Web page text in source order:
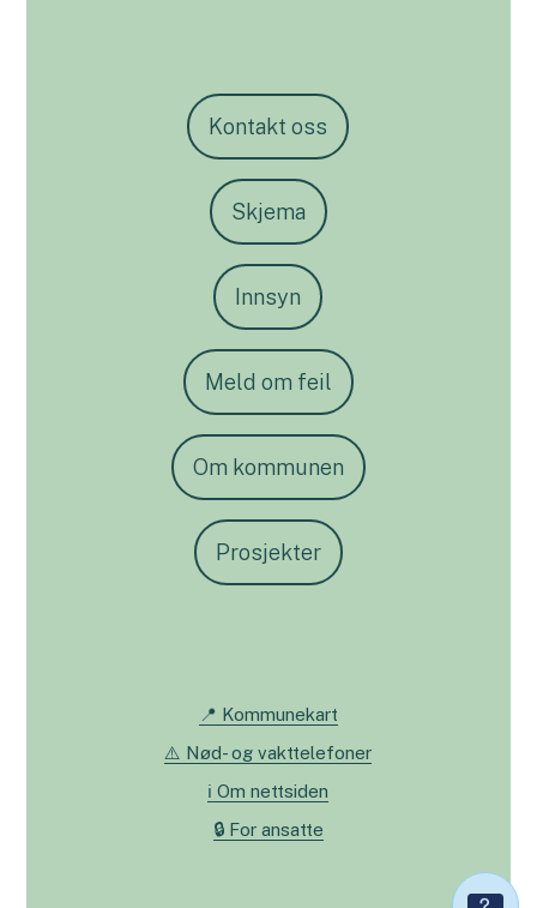
Kontakt oss
Skjema
Innsyn
Meld om feil
Om kommunen
Prosjekter
📍 Kommunekart
⚠️ Nød- og vakttelefoner
ℹ️ Om nettsiden
🔒 For ansatte